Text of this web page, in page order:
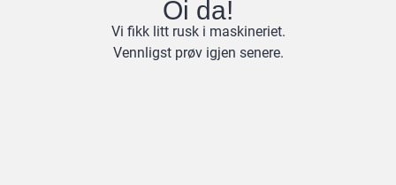
Oi da!
Vi fikk litt rusk i maskineriet.
Vennligst prøv igjen senere.